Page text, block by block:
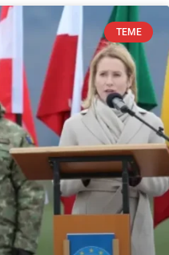
TEME